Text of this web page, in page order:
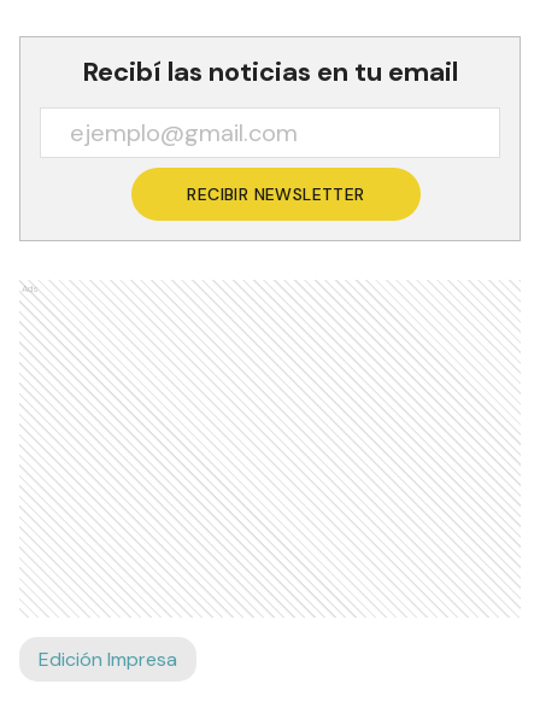
Recibí las noticias en tu email
RECIBIR NEWSLETTER
Ads
Edición Impresa